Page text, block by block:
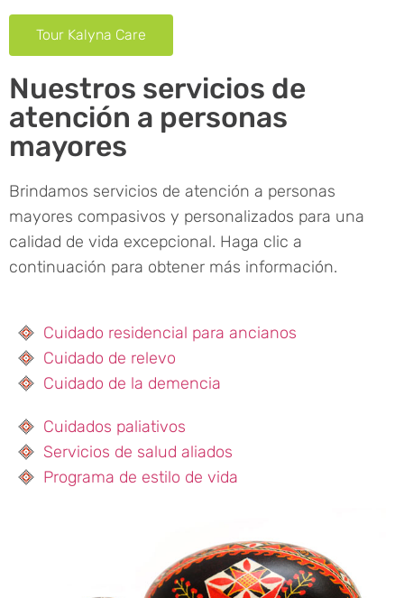
Tour Kalyna Care
Nuestros servicios de
atención a personas
mayores
Brindamos servicios de atención a personas
mayores compasivos y personalizados para una
calidad de vida excepcional. Haga clic a
continuación para obtener más información.
Cuidado residencial para ancianos
Cuidado de relevo
Cuidado de la demencia
Cuidados paliativos
Servicios de salud aliados
Programa de estilo de vida